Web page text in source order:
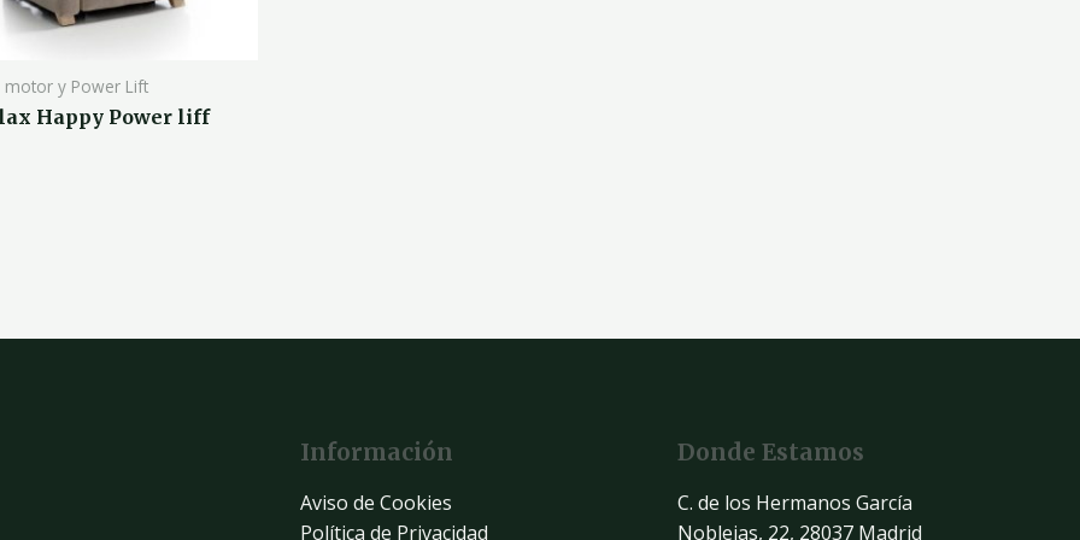
motor y Power Lift
Happy Power liff
Información
Aviso de Cookies
Política de Privacidad
Donde Estamos
C. de los Hermanos García
Noblejas, 22, 28037 Madrid